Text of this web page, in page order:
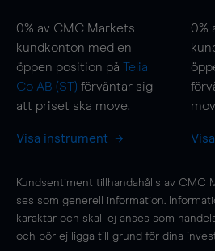
0% av CMC Markets
kundkonton med en
öppen position på Telia
Co AB (ST) förväntar sig
att priset ska move.
Visa instrument
0%
Kundsentiment tillhandahålls av CMC
ses som generell information.
karaktär och skall ej anses som
och bör ej ligga till grund för dina